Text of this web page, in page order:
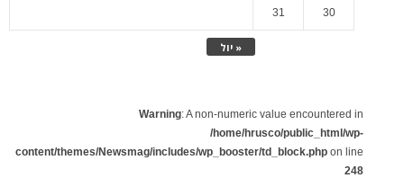
« יול
30
31
Warning: A non-numeric value encountered in
/home/hrusco/public_html/wp-
content/themes/Newsmag/includes/wp_booster/td_block.php on line
248